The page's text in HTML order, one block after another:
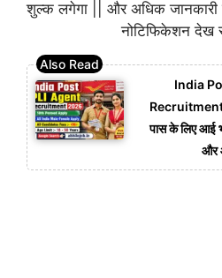
शुल्क लगेगा || और अधिक
नोटिफिकेशन देख
India
Recruitment:
पास के लिए आई
और